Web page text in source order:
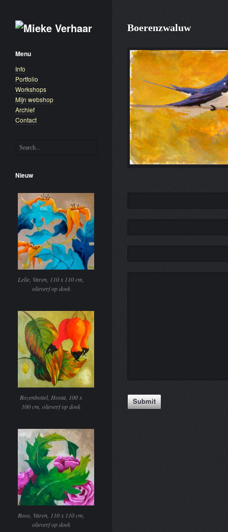
Menu
Info
Portfolio
Workshops
Mijn webshop
Archief
Contact
Nieuw
Lelie, Varen, 110 x 110 cm,
olieverf op doek
Rozenbottel, Hosta, 100 x
100 cm, olieverf op doek
Roos, Varen, 110 x 110 cm,
olieverf op doek
Boerenzwaluw